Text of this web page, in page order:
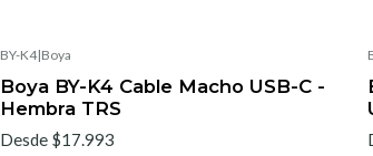
BY-K4|Boya
Boya BY-K4 Cable Macho USB-C -
Hembra TRS
Desde $17.993